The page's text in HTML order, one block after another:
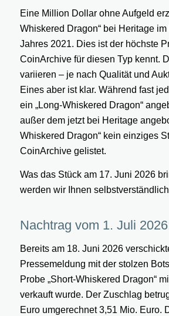
Eine Million Dollar ohne Aufgeld
Whiskered Dragon“ bei Heritage
Jahres 2021. Dies ist der höchste
CoinArchive für diesen Typ kennt.
variieren – je nach Qualität und
Eines aber ist klar. Während fast
ein „Long-Whiskered Dragon“
außer dem jetzt bei Heritage
Whiskered Dragon“ kein einziges
CoinArchive gelistet.
Was das Stück am 17. Juni 2026
werden wir Ihnen
Nachtrag vom 1. Juli
Bereits am 18. Juni 2026
Pressemeldung mit der stolzen
Probe „Short-Whiskered Dragon“
verkauft wurde. Der Zuschlag
Euro umgerechnet 3,51 Mio. Euro.